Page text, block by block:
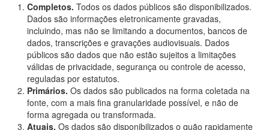
Completos. Todos os dados públicos são disponibilizados.
Dados são informações eletronicamente gravadas,
incluindo, mas não se limitando a documentos, bancos de
dados, transcrições e gravações audiovisuais. Dados
públicos são dados que não estão sujeitos a limitações
válidas de privacidade, segurança ou controle de acesso,
reguladas por estatutos.
Primários. Os dados são publicados na forma coletada na
fonte, com a mais fina granularidade possível, e não de
forma agregada ou transformada.
Atuais. Os dados são disponibilizados o quão rapidamente